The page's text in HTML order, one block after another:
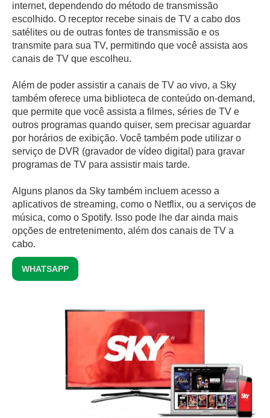
internet, dependendo do método de transmissão
escolhido. O receptor recebe sinais de TV a cabo dos
satélites ou de outras fontes de transmissão e os
transmite para sua TV, permitindo que você assista aos
canais de TV que escolheu.
Além de poder assistir a canais de TV ao vivo, a Sky
também oferece uma biblioteca de conteúdo on-demand,
que permite que você assista a filmes, séries de TV e
outros programas quando quiser, sem precisar aguardar
por horários de exibição. Você também pode utilizar o
serviço de DVR (gravador de vídeo digital) para gravar
programas de TV para assistir mais tarde.
Alguns planos da Sky também incluem acesso a
aplicativos de streaming, como o Netflix, ou a serviços de
música, como o Spotify. Isso pode lhe dar ainda mais
opções de entretenimento, além dos canais de TV a
cabo.
WHATSAPP